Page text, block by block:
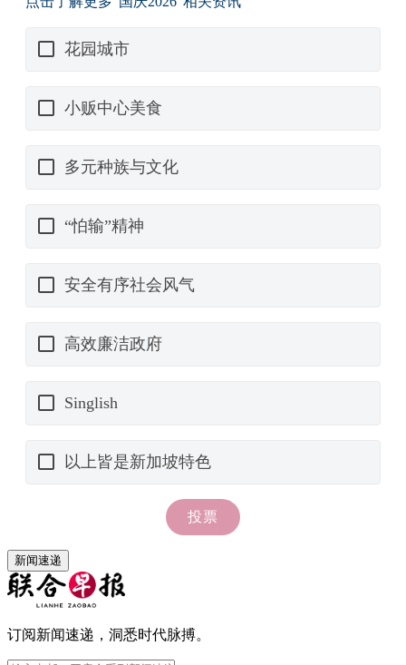
新闻速递
订阅新闻速递，洞悉时代脉搏。